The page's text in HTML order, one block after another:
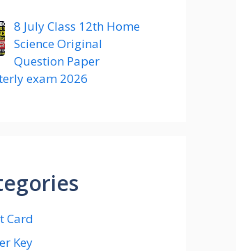
8 July Class 12th Home
Science Original
Question Paper
exam 2026
Card
Key